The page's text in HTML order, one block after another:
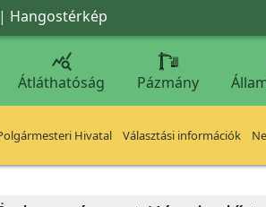
| Hangostérkép

Átláthatóság Pázmány
Hivatal Választási információk